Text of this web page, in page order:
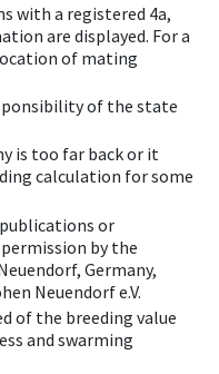
with a registered 4a,
are displayed. For a
of mating
of the state
is too far back or it
calculation for some
or
by the
Germany,
Neuendorf e.V.
of the breeding value
and swarming